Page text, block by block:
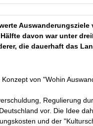
Auswanderungsziele
davon war unter
die dauerhaft das
von "Wohin
Regulierung
vor. Die Idee
und der